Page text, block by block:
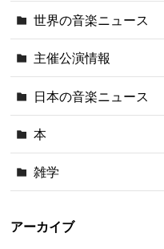
世界の音楽ニュース
主催公演情報
日本の音楽ニュース
本
雑学
アーカイブ